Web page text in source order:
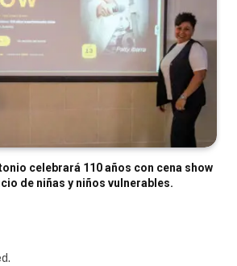
celebrará 110 años con cena show
de niñas y niños vulnerables.